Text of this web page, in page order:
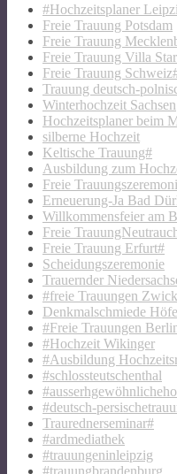
#Hochzeitsplaner
Freie Trauung Potsdam
Freie Trauung
Freie Trauung Villa
Freie Trauung
Trauung deutsch-
Winterhochzeit Sachsen
Hochzeitsplaner beim
silberne Hochzeit
Keltische Trauung#
Ausbildung zum
Freie
Erneuerung-Ja Bad
Willkommensfeier am
Freie
Freie Trauung Erfurt#
Scheidungszeremonie
Trauernder
#freie Trauungen
Denkmalschmiede
#Freie Trauungen
#Hochzeit Wikinger
#Ausbildung
#schlossteutschenthal
#deutsch-
Traurednerseminar#
#ardmediathek
#trauungeninleipzig
#trauungbrandenburg